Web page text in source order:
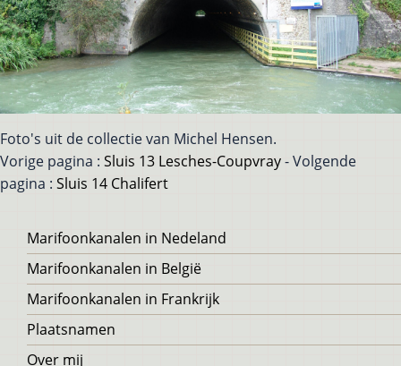
Foto's uit de collectie van Michel Hensen.
Vorige pagina : Sluis 13 Lesches-Coupvray- Volgende
pagina : Sluis 14 Chalifert
Voet
Marifoonkanalen in Nedeland
Marifoonkanalen in België
Marifoonkanalen in Frankrijk
Plaatsnamen
Over mij